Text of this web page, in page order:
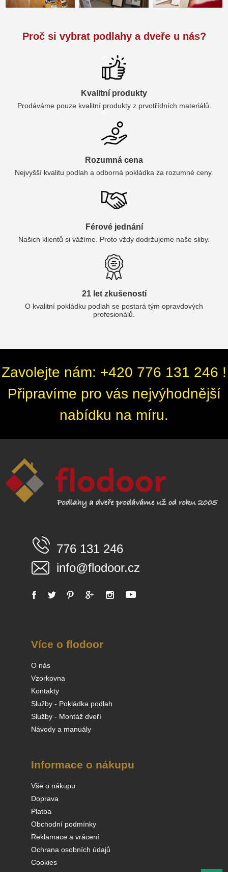
Proč si vybrat podlahy a dveře u nás?
Kvalitní produkty
Prodáváme pouze kvalitní produkty z prvotřídních materiálů.
Rozumná cena
Nejvyšší kvalitu podlah a odborná pokládka za rozumné ceny.
Férové jednání
Našich klientů si vážíme. Proto vždy dodržujeme naše sliby.
21 let zkušeností
O kvalitní pokládku podlah se postará tým opravdových
profesionálů.
Zavolejte nám: +420 776 131 246 !
Připravíme pro vás nejvýhodnější
nabídku na míru.
776 131 246
info@flodoor.cz
Více o flodoor
O nás
Vzorkovna
Kontakty
Služby - Pokládka podlah
Služby - Montáž dveří
Návody a manuály
Informace o nákupu
Vše o nákupu
Doprava
Platba
Obchodní podmínky
Reklamace a vrácení
Ochrana osobních údajů
Cookies